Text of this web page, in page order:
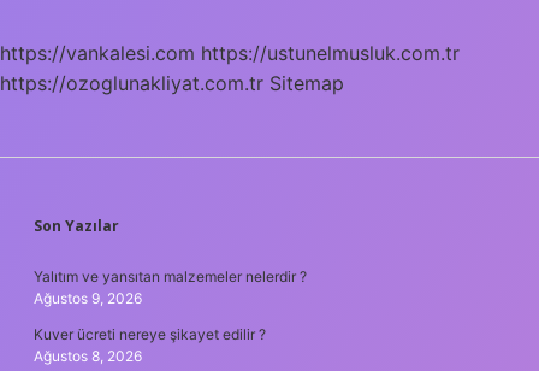
https://vankalesi.com https://ustunelmusluk.com.tr
https://ozoglunakliyat.com.tr Sitemap
SIDEBAR
Son Yazılar
Yalıtım ve yansıtan malzemeler nelerdir ?
Ağustos 9, 2026
Kuver ücreti nereye şikayet edilir ?
Ağustos 8, 2026